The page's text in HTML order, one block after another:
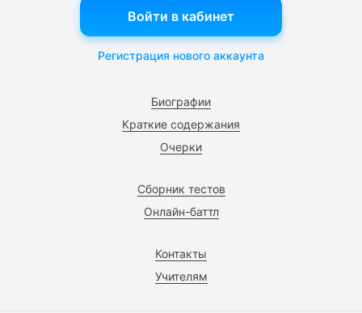
Биографии
Краткие содержания
Очерки
Сборник тестов
Онлайн-баттл
Контакты
Учителям
Войти в кабинет
Регистрация нового аккаунта